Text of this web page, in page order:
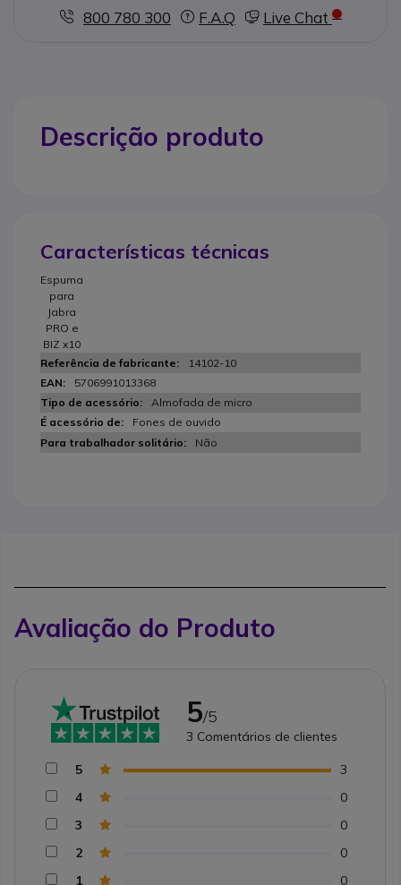
800 780 300
F.A.Q Live Chat
Descrição produto
Características técnicas
Espuma
para
Jabra
PRO e
BIZ x10
14102-10
5706991013368
Almofada de micro
Fones de ouvido
Não
Avaliação do Produto
5/5
3 Comentários de clientes
5
3
4
0
3
0
2
0
1
0